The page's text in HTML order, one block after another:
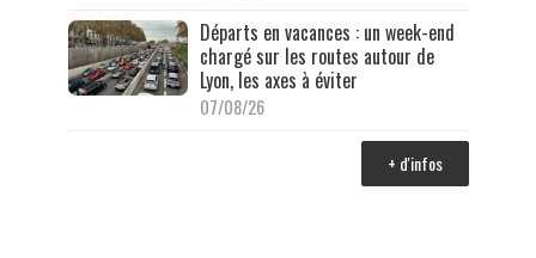
Départs en vacances : un week-end
chargé sur les routes autour de
Lyon, les axes à éviter
07/08/26
+ d'infos